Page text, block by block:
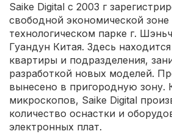
Saike Digital с 2003 г
свободной экономической зоне
технологическом парке г.
Гуандун Китая. Здесь
квартиры и подразделения,
разработкой новых моделей.
вынесено в пригородную
микроскопов, Saike Digital
количество оснастки и
электронных плат.